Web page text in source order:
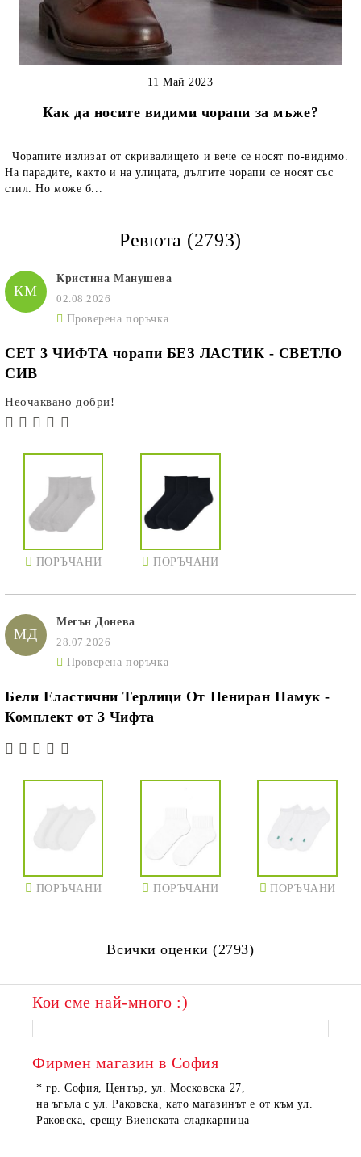
Как да носите видими чорапи за мъже?
11 Май 2023
Чорапите излизат от скривалището и вече се носят по-видимо.
На парадите, както и на улицата, дългите чорапи се носят със
стил. Но може б...
Ревюта (2793)
КМ
Кристина Манушева
02.08.2026
Проверена поръчка
СЕТ 3 ЧИФТА чорапи БЕЗ ЛАСТИК - СВЕТЛО
СИВ
Неочаквано добри!
ПОРЪЧАНИ ПОРЪЧАНИ
МД
Мегън Донева
28.07.2026
Проверена поръчка
Бели Еластични Терлици От Пениран Памук -
Комплект от 3 Чифта
ПОРЪЧАНИ ПОРЪЧАНИ ПОРЪЧАНИ
Всички оценки (2793)
Кои сме най-много :)
Фирмен магазин в София
* гр. София, Център, ул. Московска 27,
на ъгъла с ул. Раковска, като магазинът е от към ул.
Раковска, срещу Виенската сладкарница